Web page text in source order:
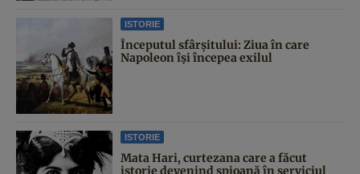
ISTORIE
Începutul sfârşitului: Ziua în care
Napoleon îşi începea exilul
ISTORIE
Mata Hari, curtezana care a făcut
istorie devenind spioană în serviciul